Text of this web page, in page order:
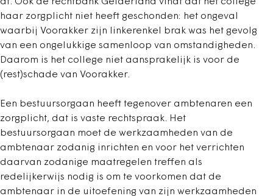
haar zorgplicht niet heeft geschonden: het ongeval
waarbij Voorakker zijn linkerenkel brak was het gevolg
van een ongelukkige samenloop van omstandigheden.
Daarom is het college niet aansprakelijk is voor de
(rest)schade van Voorakker.
Een bestuursorgaan heeft tegenover ambtenaren een
zorgplicht, dat is vaste rechtspraak. Het
bestuursorgaan moet de werkzaamheden van de
ambtenaar zodanig inrichten en voor het verrichten
daarvan zodanige maatregelen treffen als
redelijkerwijs nodig is om te voorkomen dat de
ambtenaar in de uitoefening van zijn werkzaamheden